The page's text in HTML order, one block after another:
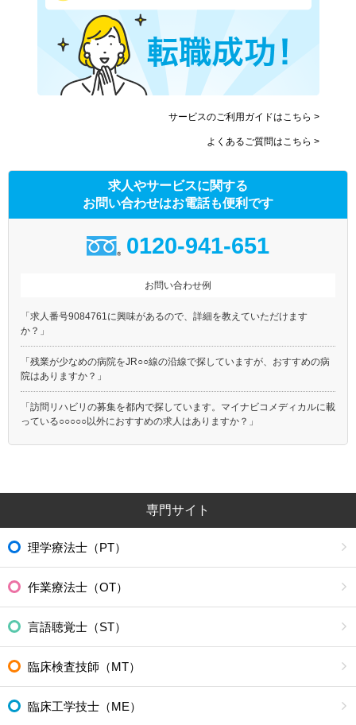
東急東横線
東急目黒線
東急田園都市線
東急大井町線
東急池上線
東急多摩川線
東急世田谷線
東武亀戸線
京成本線
東京メトロ銀座線
東京メトロ丸ノ内線(池袋－
荻窪)
東京メトロ日比谷線
東京メトロ東西線
東京メトロ千代田線
東京メトロ有楽町線
都営大江戸線
都営新宿線
つくばエクスプレス
多摩モノレール
東京モノレール
東京臨海高速鉄道りんかい線
北総鉄道北総線
サービスのご利用ガイドはこちら >
よくあるご質問はこちら >
求人やサービスに関する
お問い合わせはお電話も便利です
0120-941-651
お問い合わせ例
「求人番号9084761に興味があるので、詳細を教えていただけます
か？」
「残業が少なめの病院をJR○○線の沿線で探していますが、おすすめの病
院はありますか？」
「訪問リハビリの募集を都内で探しています。マイナビコメディカルに載
っている○○○○○以外におすすめの求人はありますか？」
専門サイト
理学療法士（PT）
作業療法士（OT）
言語聴覚士（ST）
臨床検査技師（MT）
臨床工学技士（ME）